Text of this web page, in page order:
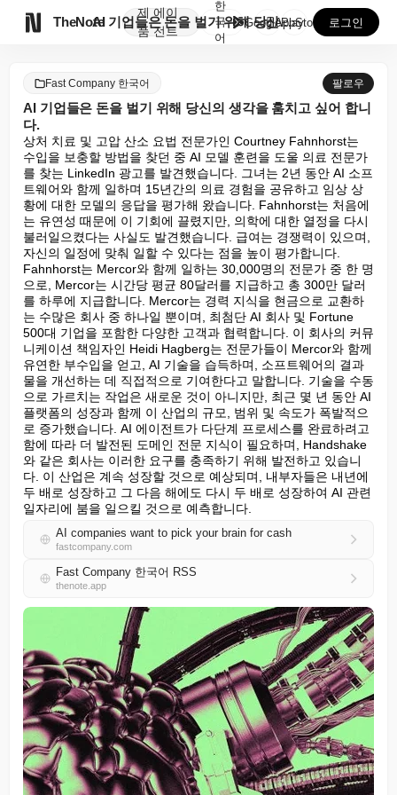
TheNote
제
품
에이
전트
AI 기업들은 돈을 벌기 위해 당신의 생각을 훔치고 싶...
한
국
어
GooglePlay
AppStore 로그인
Fast Company 한국어 팔로우
AI 기업들은 돈을 벌기 위해 당신의 생각을 훔치고 싶어 합니
다.
상처 치료 및 고압 산소 요법 전문가인 Courtney Fahnhorst는
수입을 보충할 방법을 찾던 중 AI 모델 훈련을 도울 의료 전문가
를 찾는 LinkedIn 광고를 발견했습니다. 그녀는 2년 동안 AI 소프
트웨어와 함께 일하며 15년간의 의료 경험을 공유하고 임상 상
황에 대한 모델의 응답을 평가해 왔습니다. Fahnhorst는 처음에
는 유연성 때문에 이 기회에 끌렸지만, 의학에 대한 열정을 다시
불러일으켰다는 사실도 발견했습니다. 급여는 경쟁력이 있으며,
자신의 일정에 맞춰 일할 수 있다는 점을 높이 평가합니다.
Fahnhorst는 Mercor와 함께 일하는 30,000명의 전문가 중 한 명
으로, Mercor는 시간당 평균 80달러를 지급하고 총 300만 달러
를 하루에 지급합니다. Mercor는 경력 지식을 현금으로 교환하
는 수많은 회사 중 하나일 뿐이며, 최첨단 AI 회사 및 Fortune
500대 기업을 포함한 다양한 고객과 협력합니다. 이 회사의 커뮤
니케이션 책임자인 Heidi Hagberg는 전문가들이 Mercor와 함께
유연한 부수입을 얻고, AI 기술을 습득하며, 소프트웨어의 결과
물을 개선하는 데 직접적으로 기여한다고 말합니다. 기술을 수동
으로 가르치는 작업은 새로운 것이 아니지만, 최근 몇 년 동안 AI
플랫폼의 성장과 함께 이 산업의 규모, 범위 및 속도가 폭발적으
로 증가했습니다. AI 에이전트가 다단계 프로세스를 완료하려고
함에 따라 더 발전된 도메인 전문 지식이 필요하며, Handshake
와 같은 회사는 이러한 요구를 충족하기 위해 발전하고 있습니
다. 이 산업은 계속 성장할 것으로 예상되며, 내부자들은 내년에
두 배로 성장하고 그 다음 해에도 다시 두 배로 성장하여 AI 관련
일자리에 붐을 일으킬 것으로 예측합니다.
AI companies want to pick your brain for cash
fastcompany.com
Fast Company 한국어 RSS
thenote.app